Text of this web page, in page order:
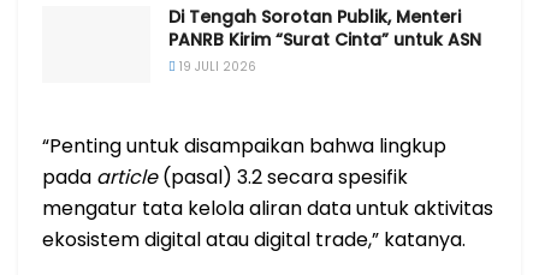
Di Tengah Sorotan Publik, Menteri
PANRB Kirim “Surat Cinta” untuk ASN
19 JULI 2026
“Penting untuk disampaikan bahwa lingkup
pada article(pasal) 3.2 secara spesifik
mengatur tata kelola aliran data untuk aktivitas
ekosistem digital atau digital trade,” katanya.